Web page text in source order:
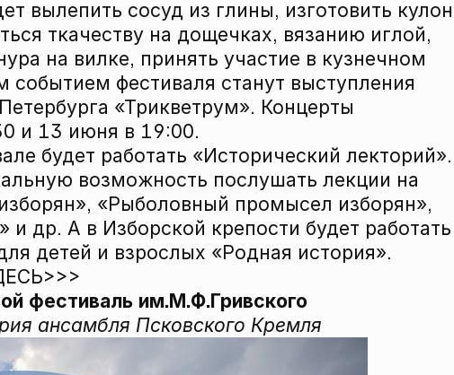
вылепить сосуд из глины, изготовить кулон
ткачеству на дощечках, вязанию иглой,
на вилке, принять участие в кузнечном
фестиваля станут выступления
«Трикветрум». Концерты
и 13 июня в 19:00.
будет работать «Исторический лекторий».
возможность послушать лекции на
«Рыболовный промысел изборян»,
др. А в Изборской крепости будет работать
детей и взрослых «Родная история».
фестиваль им.М.Ф.Гривского
ансамбля Псковского Кремля